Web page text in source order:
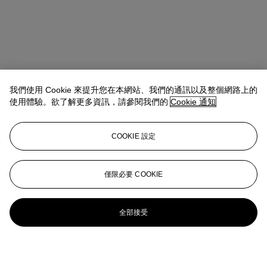
我們使用 Cookie 來提升您在本網站、我們的通訊以及整個網路上的
使用體驗。欲了解更多資訊，請參閱我們的 Cookie 通知
COOKIE 設定
僅限必要 COOKIE
全部接受